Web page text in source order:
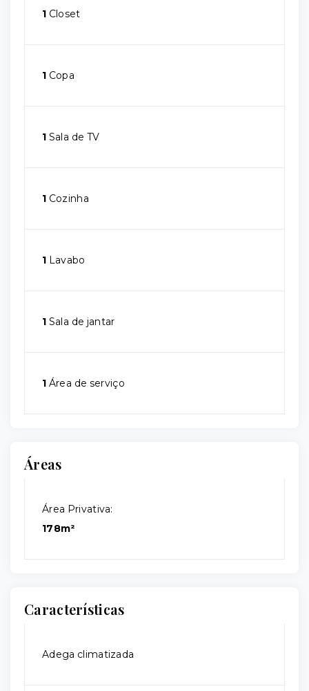
1 Closet
1 Copa
1 Sala de TV
1 Cozinha
1 Lavabo
1 Sala de jantar
1 Área de serviço
Áreas
Área Privativa:
178m²
Características
Adega climatizada